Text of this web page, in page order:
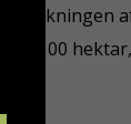
dyrkningen
1100